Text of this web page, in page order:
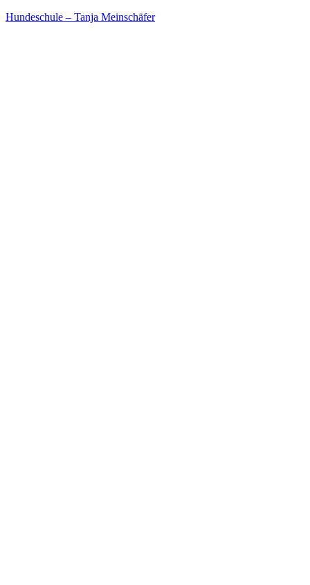
Hundeschule – Tanja Meinschäfer